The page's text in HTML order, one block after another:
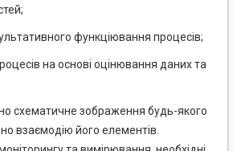
функціювання процесів;
на основі оцінювання даних та
схематичне зображення будь-якого
взаємодію його елементів.